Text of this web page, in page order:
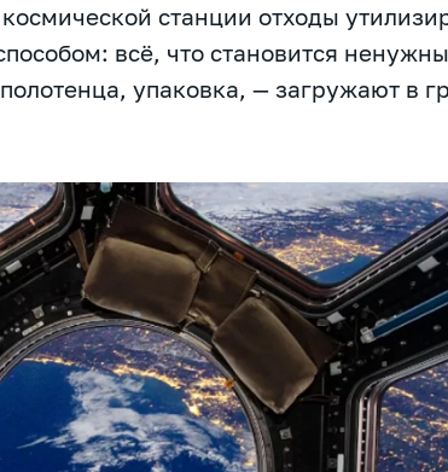
станции отходы
всё, что становится
упаковка, — загружают в